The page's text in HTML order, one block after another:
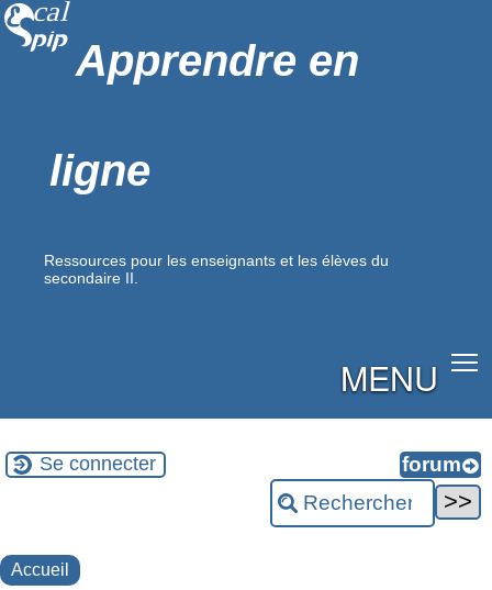
Apprendre en
ligne
Ressources pour les enseignants et les élèves du
secondaire II.
MENU
Se connecter
Accueil